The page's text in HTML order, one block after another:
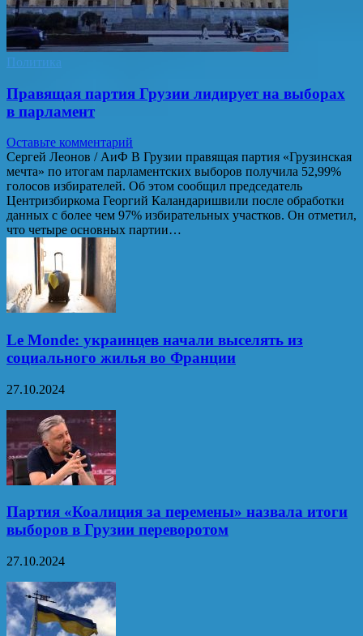
Политика
Правящая партия Грузии лидирует на выборах
в парламент
Оставьте комментарий
Сергей Леонов / АиФ В Грузии правящая партия «Грузинская
мечта» по итогам парламентских выборов получила 52,99%
голосов избирателей. Об этом сообщил председатель
Центризбиркома Георгий Каландаришвили после обработки
данных с более чем 97% избирательных участков. Он отметил,
что четыре основных партии…
Le Monde: украинцев начали выселять из
социального жилья во Франции
27.10.2024
Партия «Коалиция за перемены» назвала итоги
выборов в Грузии переворотом
27.10.2024